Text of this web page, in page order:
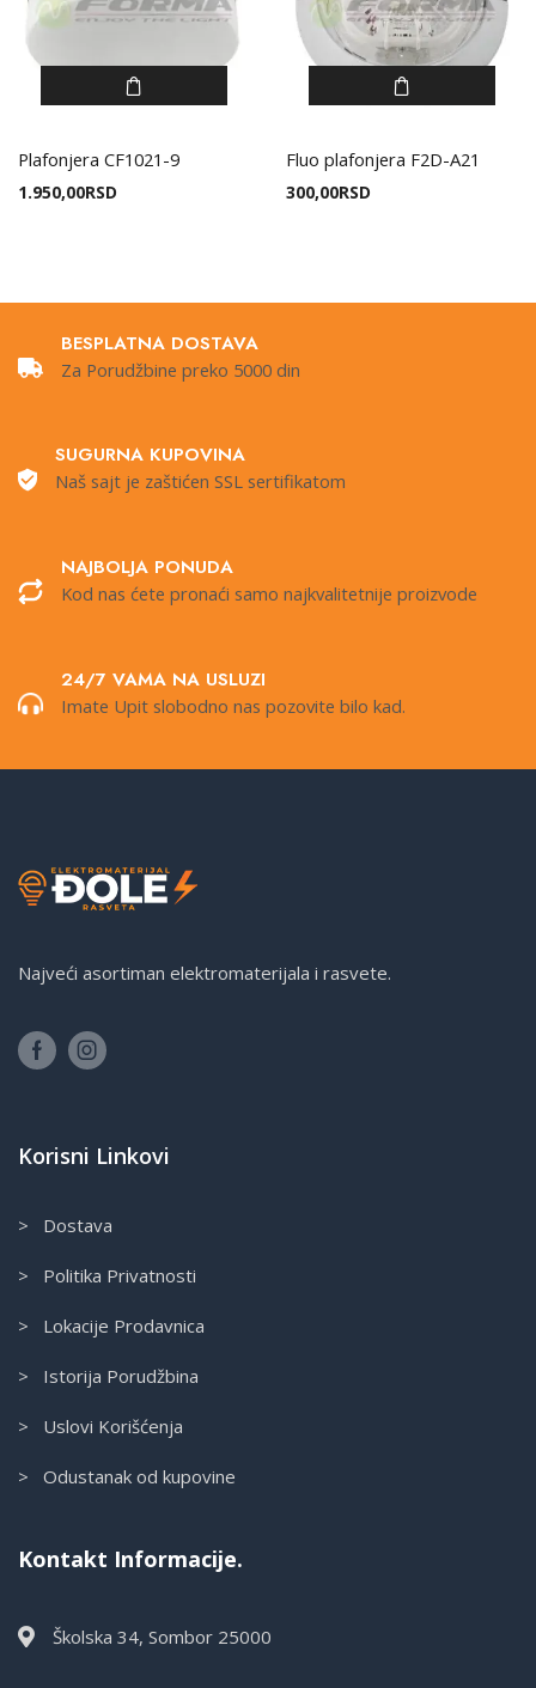
Plafonjera CF1021-9
1.950,00RSD
Fluo plafonjera F2D-A21
300,00RSD
BESPLATNA DOSTAVA
Za Porudžbine preko 5000 din
SUGURNA KUPOVINA
Naš sajt je zaštićen SSL sertifikatom
NAJBOLJA PONUDA
Kod nas ćete pronaći samo najkvalitetnije proizvode
24/7 VAMA NA USLUZI
Imate Upit slobodno nas pozovite bilo kad.
Najveći asortiman elektromaterijala i rasvete.
Korisni Linkovi
> Dostava
> Politika Privatnosti
> Lokacije Prodavnica
> Istorija Porudžbina
> Uslovi Korišćenja
> Odustanak od kupovine
Kontakt Informacije.
Školska 34, Sombor 25000